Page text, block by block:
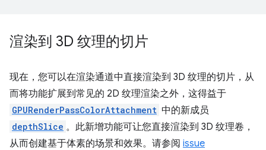
渲染到 3D 纹理的切片
现在，您可以在渲染通道中直接渲染到 3D 纹理的切片，从
而将功能扩展到常见的 2D 纹理渲染之外，这得益于
GPURenderPassColorAttachment 中的新成员
depthSlice 。此新增功能可让您直接渲染到 3D 纹理卷，
从而创建基于体素的场景和效果。请参阅 issue